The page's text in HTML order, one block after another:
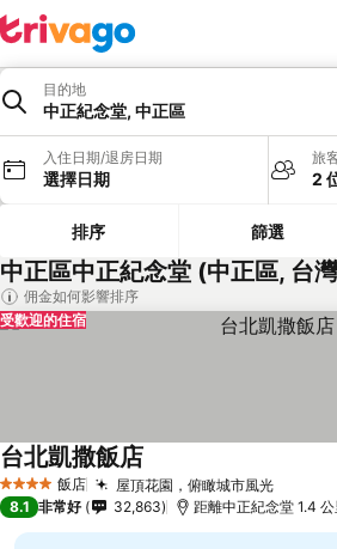
目的地
中正紀念堂, 中正區
入住日期/退房日期
選擇日期
旅
2
排序 篩選
中正區中正紀念堂 (中正區, 台
佣金如何影響排序
受歡迎的住宿
4 星級 飯店 屋頂花園，俯瞰城市風光
台北凱撒飯店
8.1 非常好 32,863 距離中正紀念堂 1.4 公